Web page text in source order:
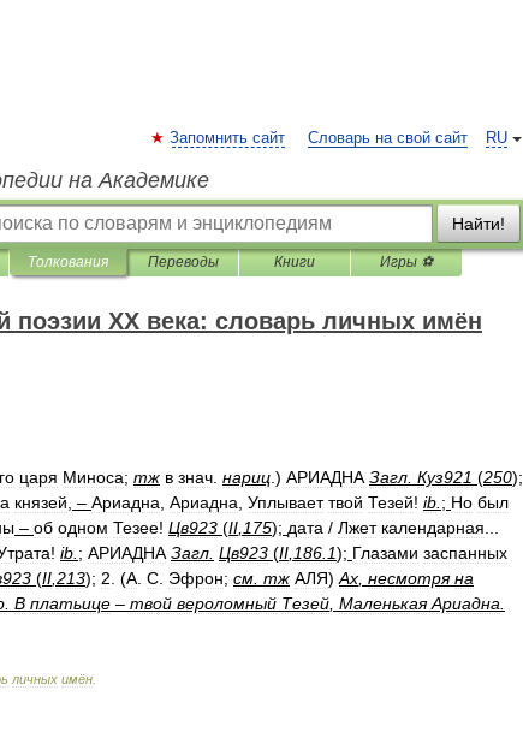
RU
Запомнить сайт Словарь на свой сайт
на Академике
Найти!
Толкования Переводы Книги Игры ⚽
поэзии XX века: словарь личных имён
царя Миноса; тж в знач нариц .) АРИАДНА Загл Куз921 (250);
князей – Ариадна Ариадна Уплывает твой Тезей! ib ; Но был
– об одном Тезее! Цв923 (II 175); дата / Лжет календарная
! ib ; АРИАДНА Загл Цв923 (II 186 1); Глазами заспанных
(II 213); 2 . (А С Эфрон; см тж АЛЯ) Ах несмотря на
В платьице – твой вероломный Тезей Маленькая Ариадна
личных имён